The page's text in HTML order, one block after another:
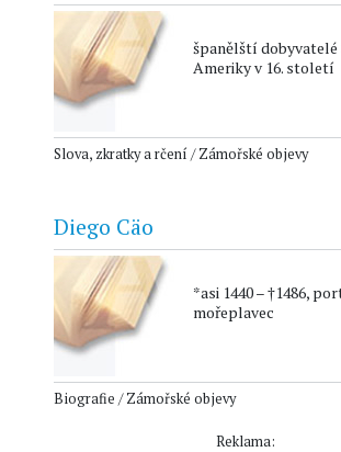
španělští dobyvatelé
Ameriky v 16. století
Slova, zkratky a rčení / Zámořské objevy
Diego Cäo
*asi 1440 – †1486,
mořeplavec
Biografie / Zámořské objevy
Reklama: